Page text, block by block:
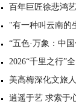
百年巨匠徐悲鸿
"有一种叫云南的
“五色·万象：中
2026“千里之行”
美高梅深化文旅
逍遥于艺 求索于